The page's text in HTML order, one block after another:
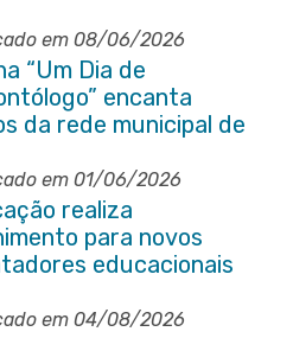
em 08/06/2026
“Um Dia de
encanta
da rede municipal de
em 01/06/2026
realiza
para novos
educacionais
municipal
em 04/08/2026